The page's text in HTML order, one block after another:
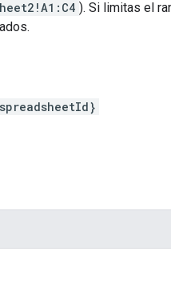
). Si limitas el